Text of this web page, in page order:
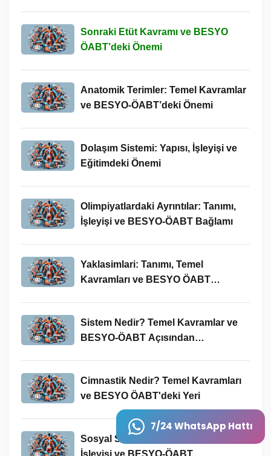
7/24 WhatsApp Hattı
Sonraki Etüt Kavramı ve BESYO
ÖABT’deki Önemi
Anatomik Terimler: Temel Kavramlar
ve BESYO-ÖABT’deki Önemi
Dolaşım Sistemi: Yapısı, İşleyişi ve
Eğitimdeki Önemi
Olimpiyatlardaki Ayrıntılar: Tanımı,
İşleyişi ve BESYO-ÖABT Bağlamı
Yaklasimlari: Tanımı, Temel
Kavramları ve BESYO ÖABT
Sistem Nedir? Temel Kavramlar ve
BESYO-ÖABT Açısından
Cimnastik Nedir? Temel Kavramları
ve BESYO ÖABT'deki Yeri
Sosyal Sorumluluk Nedir? Tanımı,
İşleyişi ve BESYO-ÖABT